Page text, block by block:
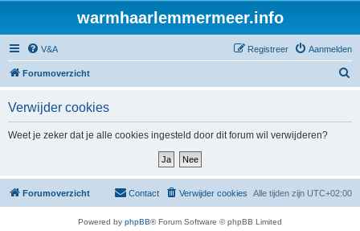
warmhaarlemmermeer.info
V&A Aanmelden
Registreer
Forumoverzicht
Verwijder cookies
Weet je zeker dat je alle cookies ingesteld door dit forum wil verwijderen?
Forumoverzicht Alle tijden zijn UTC+02:00
Verwijder cookies
Contact
Powered by phpBB® Forum Software © phpBB Limited